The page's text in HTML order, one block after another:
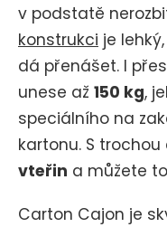
v podstatě
konstrukci je
dá přenášet. I
unese až 150 kg,
speciálního na
kartonu. S trochou
vteřin a můžete
Carton Cajon je